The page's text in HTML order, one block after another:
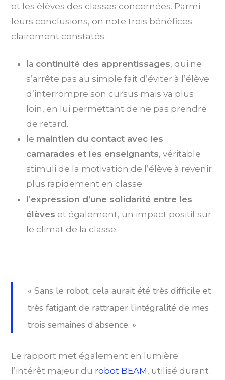
et les élèves des classes concernées. Parmi
leurs conclusions, on note trois bénéfices
clairement constatés :
la continuité des apprentissages, qui ne
s’arrête pas au simple fait d’éviter à l’élève
d’interrompre son cursus mais va plus
loin, en lui permettant de ne pas prendre
de retard.
le maintien du contact avec les
camarades et les enseignants, véritable
stimuli de la motivation de l’élève à revenir
plus rapidement en classe.
l’expression d’une solidarité entre les
élèves et également, un impact positif sur
le climat de la classe.
« Sans le robot, cela aurait été très difficile et
très fatigant de rattraper l’intégralité de mes
trois semaines d’absence. »
Le rapport met également en lumière
l’intérêt majeur du robot BEAM, utilisé durant